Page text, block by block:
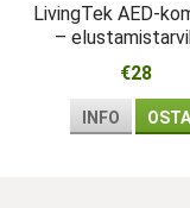
LivingTek AED-
–
€28
INFO OSTA